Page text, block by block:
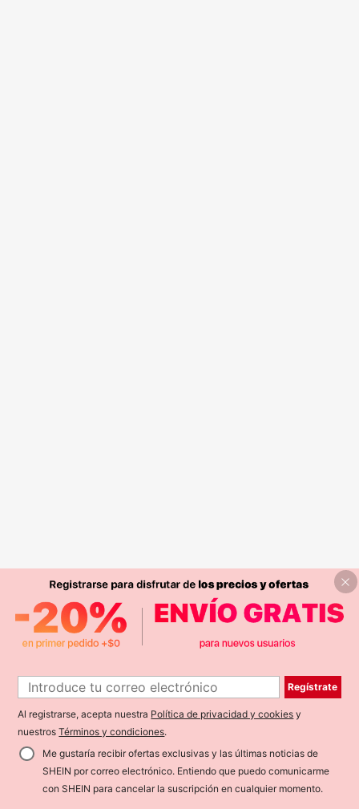
Regístrate
Al registrarse, acepta nuestra Política de privacidad y cookies y
nuestrosTérminos y condiciones.
Me gustaría recibir ofertas exclusivas y las últimas noticias de
SHEIN por correo electrónico. Entiendo que puedo comunicarme
con SHEIN para cancelar la suscripción en cualquier momento.